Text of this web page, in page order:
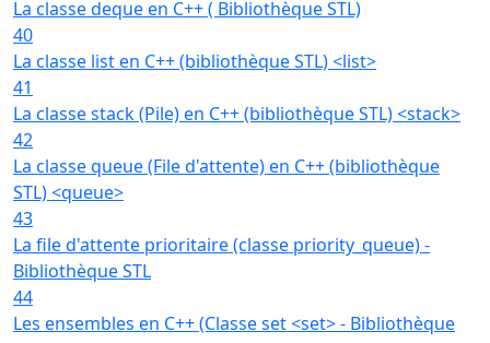
La classe deque en C++ ( Bibliothèque STL)
40
La classe list en C++ (bibliothèque STL) <list>
41
La classe stack (Pile) en C++ (bibliothèque STL) <stack>
42
La classe queue (File d'attente) en C++ (bibliothèque
STL) <queue>
43
La file d'attente prioritaire (classe priority_queue) -
Bibliothèque STL
44
Les ensembles en C++ (Classe set <set> - Bibliothèque